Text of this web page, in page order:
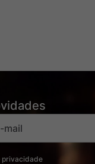
privacidade